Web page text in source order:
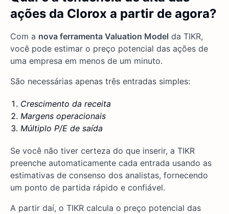
ações da Clorox a partir de agora?
Com a nova ferramenta Valuation Model da TIKR,
você pode estimar o preço potencial das ações de
uma empresa em menos de um minuto.
São necessárias apenas três entradas simples:
Crescimento da receita
Margens operacionais
Múltiplo P/E de saída
Se você não tiver certeza do que inserir, a TIKR
preenche automaticamente cada entrada usando as
estimativas de consenso dos analistas, fornecendo
um ponto de partida rápido e confiável.
A partir daí, o TIKR calcula o preço potencial das